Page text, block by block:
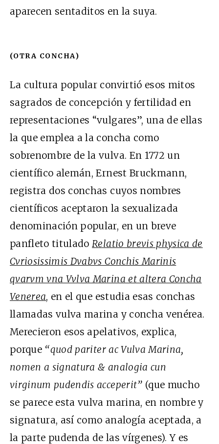
aparecen sentaditos en la suya.
(OTRA CONCHA)
La cultura popular convirtió esos mitos
sagrados de concepción y fertilidad en
representaciones “vulgares”, una de ellas
la que emplea a la concha como
sobrenombre de la vulva. En 1772 un
científico alemán, Ernest Bruckmann,
registra dos conchas cuyos nombres
científicos aceptaron la sexualizada
denominación popular, en un breve
panfleto tituladoRelatio brevis physica de
Cvriosissimis Dvabvs Conchis Marinis
qvarvm vna Vvlva Marina et altera Concha
Venerea, en el que estudia esas conchas
llamadas vulva marina y concha venérea.
Merecieron esos apelativos, explica,
porque “quod pariter ac Vulva Marina,
nomen a signatura & analogia cun
virginum pudendis acceperit” (que mucho
se parece esta vulva marina, en nombre y
signatura, así como analogía aceptada, a
la parte pudenda de las vírgenes). Y es